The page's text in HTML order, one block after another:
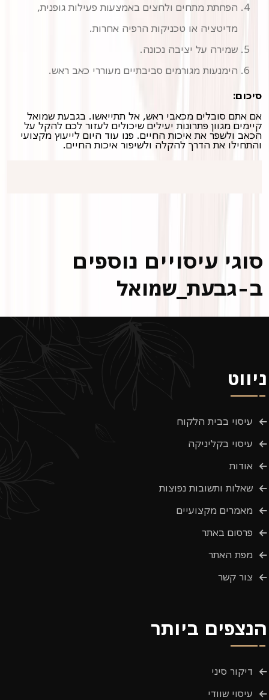
מדיטציה או טכניקות הרפיה אחרות.
שמירה על יציבה נכונה.
הימנעות מגורמים סביבתיים מעוררי כאב ראש.
סיכום:
והתחילו את הדרך להקלה ולשיפור איכות החיים.
סוגי עיסויים נוספים
ב-גבעת_שמואל
ניווט
עיסוי בבית הלקוח
עיסוי בקליניקה
אודות
שאלות ותשובות נפוצות
מאמרים מקצועיים
פרסום באתר
מפת האתר
צור קשר
הנצפים ביותר
דיקור סיני
עיסוי שוודי